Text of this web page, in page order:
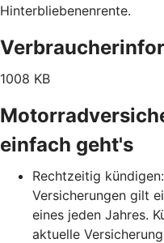
Hinterbliebenenrente.
1008 KB
einfach geht's
Rechtzeitig
Versicherungen gilt
eines jeden Jahres.
aktuelle